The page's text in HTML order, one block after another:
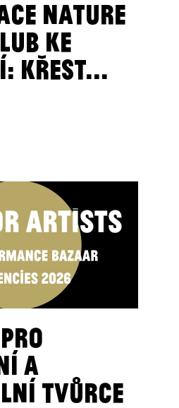
NATURE
KE
KŘEST...
A
TVŮRCE